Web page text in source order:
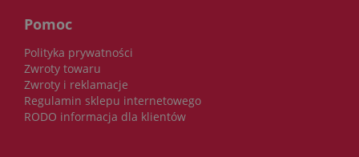
Pomoc
Polityka prywatności
Zwroty towaru
Zwroty i reklamacje
Regulamin sklepu internetowego
RODO informacja dla klientów